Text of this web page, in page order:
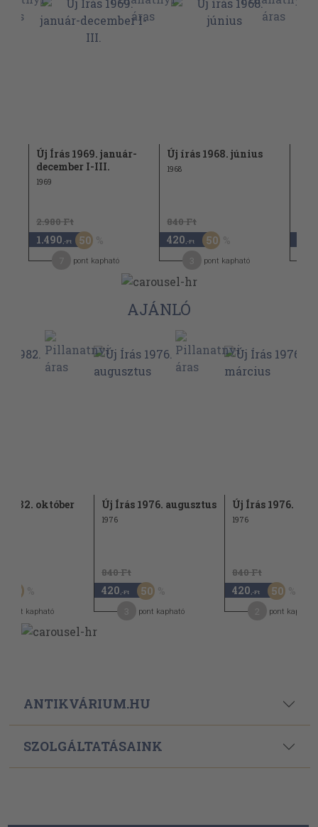
Új Írás 1969. január-
december I-III.
1969
2.980 Ft
1.490 ,-Ft 50
pont kapható
Új írás 1968. június
1968
840 Ft
420 ,-Ft 50
pont kapható
AJÁNLÓ
1982. október
20
pont kapható
Új Írás 1976. augusztus
1976
840 Ft
420 ,-Ft 50
pont kapható
Új Írás 1976.
1976
840 Ft
420 ,-Ft 50
pont kapható
ANTIKVÁRIUM.HU
SZOLGÁLTATÁSAINK